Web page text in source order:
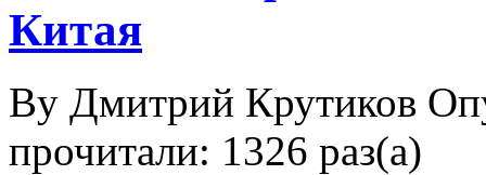
Китая
By Дмитрий Крутиков
прочитали: 1326 раз(а)